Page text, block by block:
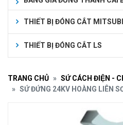
THIẾT BỊ ĐÓNG CẮT
THIẾT BỊ ĐÓNG CẮT LS
TRANG CHỦ
SỨ CÁCH ĐIỆN -
SỨ ĐỨNG 24KV HOÀNG LIÊN